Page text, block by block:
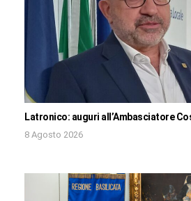
Latronico: auguri all’Ambasciatore
8 Agosto 2026